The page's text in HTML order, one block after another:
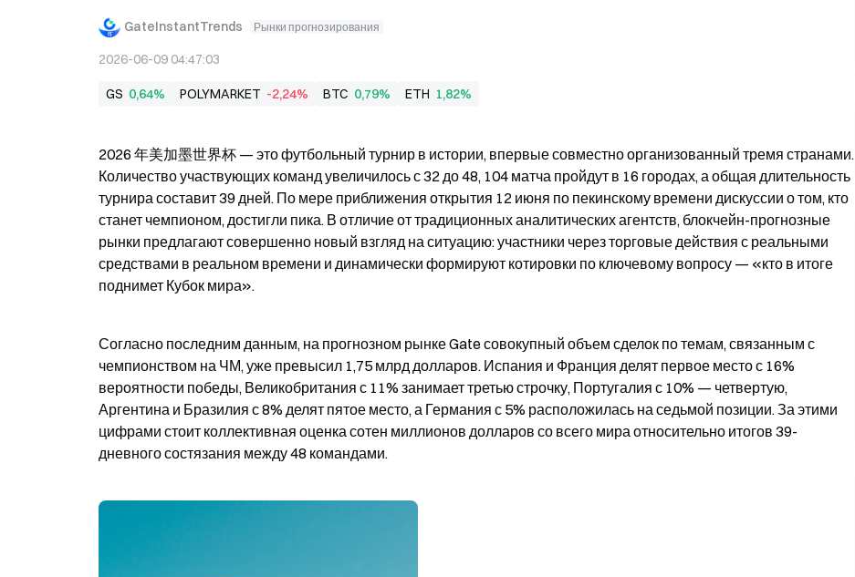
GateInstantTrends Рынки прогнозирования
2026-06-09 04:47:03
GS 0,64% POLYMARKET -2,24% BTC 0,79% ETH 1,82%
2026 年美加墨世界杯 — это футбольный турнир в истории, впервые совместно организованный тремя странами.
Количество участвующих команд увеличилось с 32 до 48, 104 матча пройдут в 16 городах, а общая длительность
турнира составит 39 дней. По мере приближения открытия 12 июня по пекинскому времени дискуссии о том, кто
станет чемпионом, достигли пика. В отличие от традиционных аналитических агентств, блокчейн-прогнозные
рынки предлагают совершенно новый взгляд на ситуацию: участники через торговые действия с реальными
средствами в реальном времени и динамически формируют котировки по ключевому вопросу — «кто в итоге
поднимет Кубок мира».
Согласно последним данным, на прогнозном рынке Gate совокупный объем сделок по темам, связанным с
чемпионством на ЧМ, уже превысил 1,75 млрд долларов. Испания и Франция делят первое место с 16%
вероятности победы, Великобритания с 11% занимает третью строчку, Португалия с 10% — четвертую,
Аргентина и Бразилия с 8% делят пятое место, а Германия с 5% расположилась на седьмой позиции. За этими
цифрами стоит коллективная оценка сотен миллионов долларов со всего мира относительно итогов 39-
дневного состязания между 48 командами.